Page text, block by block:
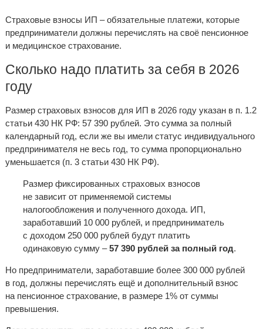
Страховые взносы ИП – обязательные платежи, которые
предприниматели должны перечислять на своё пенсионное
и медицинское страхование.
Сколько надо платить за себя в 2026
году
Размер страховых взносов для ИП в 2026 году указан в п. 1.2
статьи 430 НК РФ: 57 390 рублей. Это сумма за полный
календарный год, если же вы имели статус индивидуального
предпринимателя не весь год, то сумма пропорционально
уменьшается (п. 3 статьи 430 НК РФ).
Размер фиксированных страховых взносов
не зависит от применяемой системы
налогообложения и полученного дохода. ИП,
заработавший 10 000 рублей, и предприниматель
с доходом 250 000 рублей будут платить
одинаковую сумму –57 390 рублей за полный год.
Но предприниматели, заработавшие более 300 000 рублей
в год, должны перечислять ещё и дополнительный взнос
на пенсионное страхование, в размере 1% от суммы
превышения.